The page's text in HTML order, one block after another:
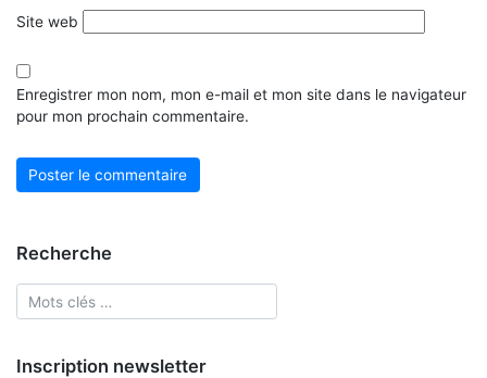
Site web
Enregistrer mon nom, mon e-mail et mon site dans le navigateur
pour mon prochain commentaire.
Recherche
Inscription newsletter